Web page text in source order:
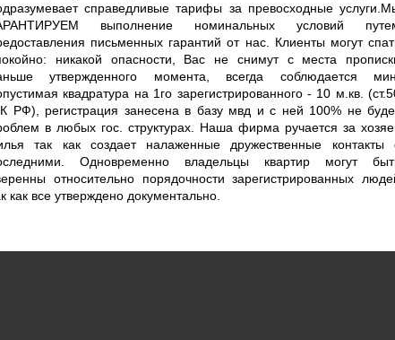
справедливые тарифы за превосходные
выполнение номинальных условий
письменных гарантий от нас. Клиенты могут
никакой опасности, Вас не снимут с места
утвержденного момента, всегда соблюдается
квадратура на 1го зарегистрированного - 10 м.кв.
РФ), регистрация занесена в базу мвд и с ней 100% не
в любых гос. структурах. Наша фирма ручается за
так как создает налаженные дружественные контакты
Одновременно владельцы квартир могут
относительно порядочности зарегистрированных
как все утверждено документально.